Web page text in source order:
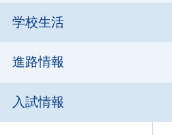
学校生活
進路情報
入試情報